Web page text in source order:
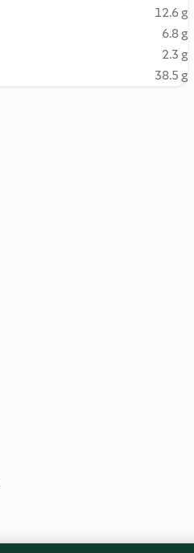
12.6 g
6.8 g
2.3 g
38.5 g